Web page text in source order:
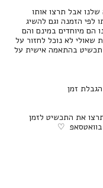
אבל תרצו אותו
לפי הזמנה וגם להשיג
הם מיוחדים במינם והם
שאולי לא נוכל לחזור על
תכשיט בהתאמה אישית על
זמן
את התכשיט לזמן
בוואטסאפ ♡